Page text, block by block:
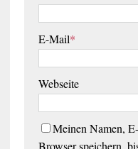
E-Mail*
Webseite
Meinen Namen,
Browser speichern,